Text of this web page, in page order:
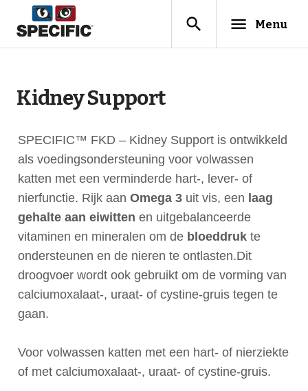
search menu Menu
Kidney Support
SPECIFIC™ FKD – Kidney Support is ontwikkeld
als voedingsondersteuning voor volwassen
katten met een verminderde hart-, lever- of
nierfunctie. Rijk aan Omega 3uit vis, een laag
gehalte aan eiwitten en uitgebalanceerde
vitaminen en mineralen om de bloeddrukte
ondersteunen en de nieren te ontlasten.Dit
droogvoer wordt ook gebruikt om de vorming van
calciumoxalaat-, uraat- of cystine-gruis tegen te
gaan.
Voor volwassen katten met een hart- of nierziekte
of met calciumoxalaat-, uraat- of cystine-gruis.